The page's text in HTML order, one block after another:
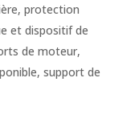
protection
et dispositif de
de moteur,
support de